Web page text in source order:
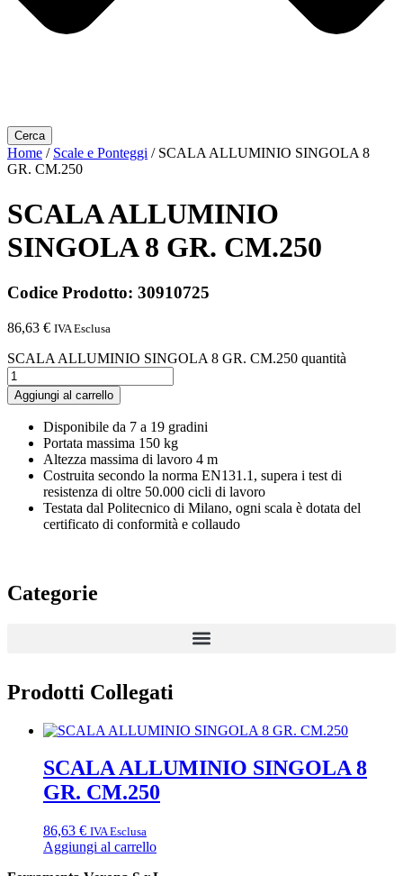
Cerca
Home / Scale e Ponteggi / SCALA ALLUMINIO SINGOLA 8
GR. CM.250
SCALA ALLUMINIO
SINGOLA 8 GR. CM.250
Codice Prodotto: 30910725
86,63 € IVA Esclusa
SCALA ALLUMINIO SINGOLA 8 GR. CM.250 quantità
Aggiungi al carrello
Disponibile da 7 a 19 gradini
Portata massima 150 kg
Altezza massima di lavoro 4 m
Costruita secondo la norma EN131.1, supera i test di
resistenza di oltre 50.000 cicli di lavoro
Testata dal Politecnico di Milano, ogni scala è dotata del
certificato di conformità e collaudo
Categorie
Prodotti Collegati
SCALA ALLUMINIO SINGOLA 8
GR. CM.250
86,63 € IVA Esclusa
Aggiungi al carrello